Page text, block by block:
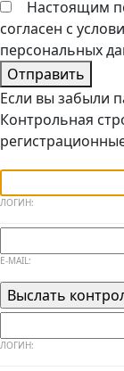
Настоящим
согласен с
персональных
Отправить
Если вы забыли
Контрольная
ЛОГИН:
E-MAIL:
ЛОГИН: